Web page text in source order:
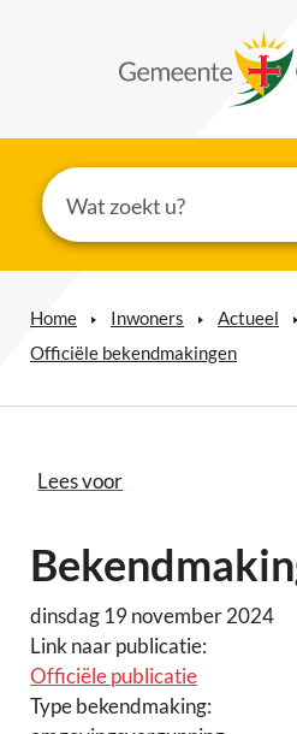
Home Inwoners
Actueel
Officiële bekendmakingen
Lees voor
dinsdag 19 november 2024
Link naar publicatie:
Officiële publicatie
Type bekendmaking: